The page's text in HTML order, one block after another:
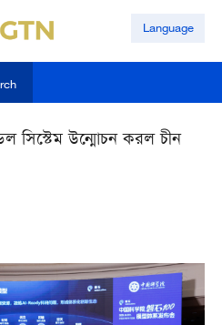
Language
সিস্টেম উন্মোচন করল চীন